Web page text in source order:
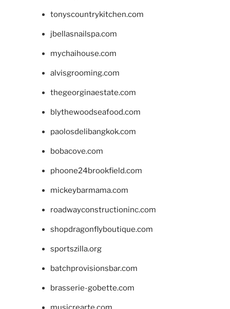
tonyscountrykitchen.com
jbellasnailspa.com
mychaihouse.com
alvisgrooming.com
thegeorginaestate.com
blythewoodseafood.com
paolosdelibangkok.com
bobacove.com
phoone24brookfield.com
mickeybarmama.com
roadwayconstructioninc.com
shopdragonflyboutique.com
sportszilla.org
batchprovisionsbar.com
brasserie-gobette.com